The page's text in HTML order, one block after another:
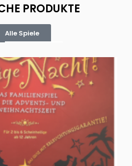
PRODUKTE
Alle Spiele